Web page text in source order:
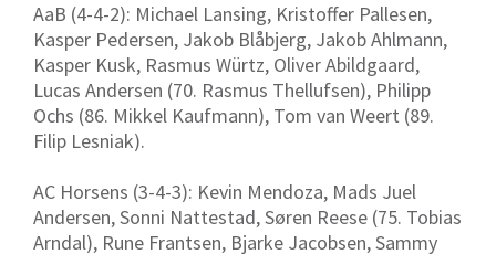
AaB (4-4-2): Michael Lansing, Kristoffer Pallesen,
Kasper Pedersen, Jakob Blåbjerg, Jakob Ahlmann,
Kasper Kusk, Rasmus Würtz, Oliver Abildgaard,
Lucas Andersen (70. Rasmus Thellufsen), Philipp
Ochs (86. Mikkel Kaufmann), Tom van Weert (89.
Filip Lesniak).
AC Horsens (3-4-3): Kevin Mendoza, Mads Juel
Andersen, Sonni Nattestad, Søren Reese (75. Tobias
Arndal), Rune Frantsen, Bjarke Jacobsen, Sammy